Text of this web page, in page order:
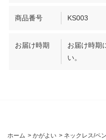
商品番号 KS003
お届け時期
お届け時期
い。
ホーム > かがよい > ネックレス/ペ